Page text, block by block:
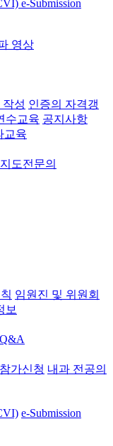
e-Submission
영상
성 인증의 자격갱
수교육 공지사항
교육
도전문의
임원진 및 위원회
보
Q&A
가신청 내과 전공의
e-Submission